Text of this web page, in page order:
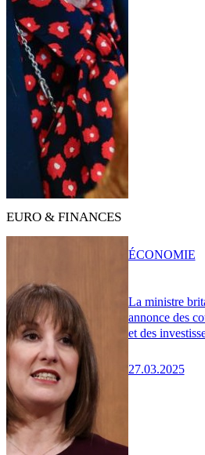
EURO & FINANCES
La ministre
annonce des
et des
27.03.2025
ÉCONOMIE